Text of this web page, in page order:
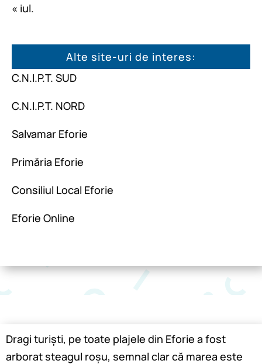
« iul.
Alte site-uri de interes:
C.N.I.P.T. SUD
C.N.I.P.T. NORD
Salvamar Eforie
Primăria Eforie
Consiliul Local Eforie
Eforie Online
Dragi turiști, pe toate plajele din Eforie a fost
arborat steagul roșu, semnal clar că marea este